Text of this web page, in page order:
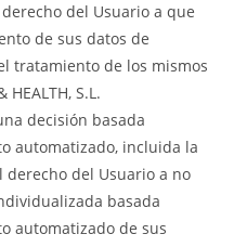
derecho del Usuario a que
de sus datos de
tratamiento de los mismos
HEALTH, S.L.
decisión basada
automatizado, incluida la
derecho del Usuario a no
basada
automatizado de sus